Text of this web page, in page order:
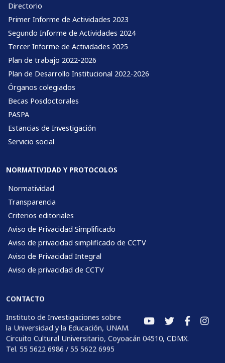
Directorio
Primer Informe de Actividades 2023
Segundo Informe de Actividades 2024
Tercer Informe de Actividades 2025
Plan de trabajo 2022-2026
Plan de Desarrollo Institucional 2022-2026
Órganos colegiados
Becas Posdoctorales
PASPA
Estancias de Investigación
Servicio social
NORMATIVIDAD Y PROTOCOLOS
Normatividad
Transparencia
Criterios editoriales
Aviso de Privacidad Simplificado
Aviso de privacidad simplificado de CCTV
Aviso de Privacidad Integral
Aviso de privacidad de CCTV
CONTACTO
Instituto de Investigaciones sobre
la Universidad y la Educación, UNAM.
Circuito Cultural Universitario, Coyoacán 04510, CDMX.
Tel. 55 5622 6986 / 55 5622 6995